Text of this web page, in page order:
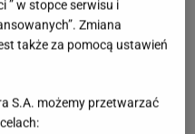
” w stopce serwisu i
Zmiana
także za pomocą ustawień
S.A. możemy przetwarzać